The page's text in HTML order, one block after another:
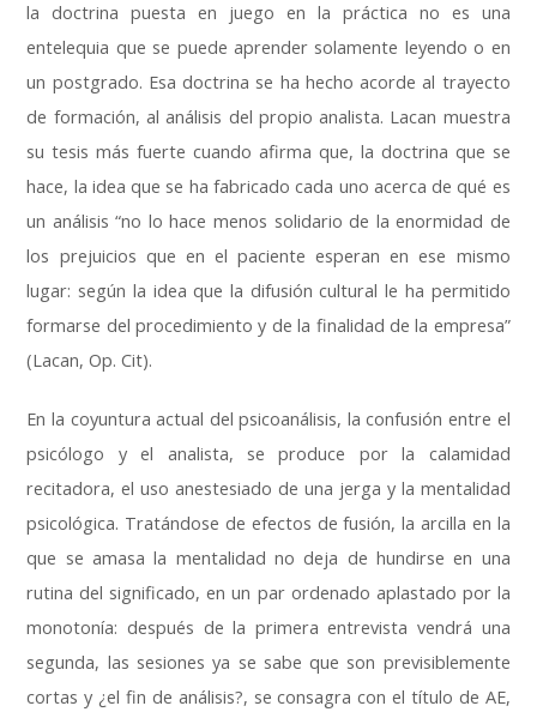
la doctrina puesta en juego en la práctica no es una
entelequia que se puede aprender solamente leyendo o en
un postgrado. Esa doctrina se ha hecho acorde al trayecto
de formación, al análisis del propio analista. Lacan muestra
su tesis más fuerte cuando afirma que, la doctrina que se
hace, la idea que se ha fabricado cada uno acerca de qué es
un análisis “no lo hace menos solidario de la enormidad de
los prejuicios que en el paciente esperan en ese mismo
lugar: según la idea que la difusión cultural le ha permitido
formarse del procedimiento y de la finalidad de la empresa”
(Lacan, Op. Cit).
En la coyuntura actual del psicoanálisis, la confusión entre el
psicólogo y el analista, se produce por la calamidad
recitadora, el uso anestesiado de una jerga y la mentalidad
psicológica. Tratándose de efectos de fusión, la arcilla en la
que se amasa la mentalidad no deja de hundirse en una
rutina del significado, en un par ordenado aplastado por la
monotonía: después de la primera entrevista vendrá una
segunda, las sesiones ya se sabe que son previsiblemente
cortas y ¿el fin de análisis?, se consagra con el título de AE,